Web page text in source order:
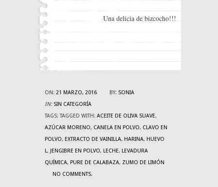
Una delicia de bizcocho!!!
ON: 21 MARZO, 2016 BY: SONIA
IN: SIN CATEGORÍA
TAGS: TAGGED WITH: ACEITE DE OLIVA SUAVE,
AZÚCAR MORENO, CANELA EN POLVO, CLAVO EN
POLVO, EXTRACTO DE VAINILLA, HARINA, HUEVO
L, JENGIBRE EN POLVO, LECHE, LEVADURA
QUÍMICA, PURE DE CALABAZA, ZUMO DE LIMÓN
NO COMMENTS.